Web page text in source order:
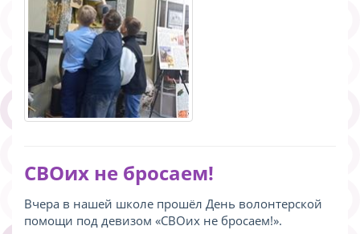
СВОих не бросаем!
Вчера в нашей школе прошёл День волонтерской
помощи под девизом «СВОих не бросаем!».